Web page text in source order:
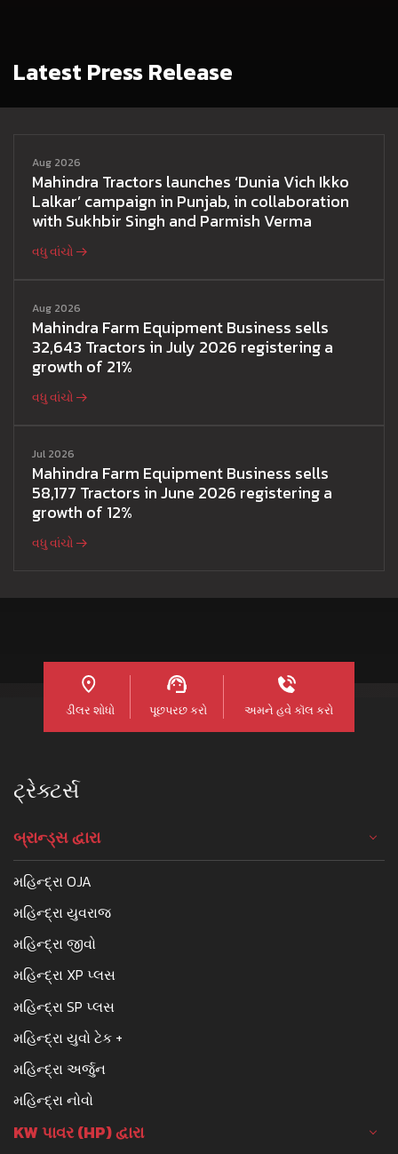
Latest Press Release
Aug 2026
Mahindra Tractors launches ‘Dunia Vich Ikko
Lalkar’ campaign in Punjab, in collaboration
with Sukhbir Singh and Parmish Verma
વધુ વાંચો
Aug 2026
Mahindra Farm Equipment Business sells
32,643 Tractors in July 2026 registering a
growth of 21%
વધુ વાંચો
Jul 2026
Mahindra Farm Equipment Business sells
58,177 Tractors in June 2026 registering a
growth of 12%
વધુ વાંચો
ડીલર શોધો પૂછપરછ કરો અમને હવે કૉલ કરો
ટ્રેક્ટર્સ
બ્રાન્ડ્સ દ્વારા
મહિન્દ્રા OJA
મહિન્દ્રા યુવરાજ
મહિન્દ્રા જીવો
મહિન્દ્રા XP પ્લસ
મહિન્દ્રા SP પ્લસ
મહિન્દ્રા યુવો ટેક +
મહિન્દ્રા અર્જુન
મહિન્દ્રા નોવો
KW પાવર (HP) દ્વારા